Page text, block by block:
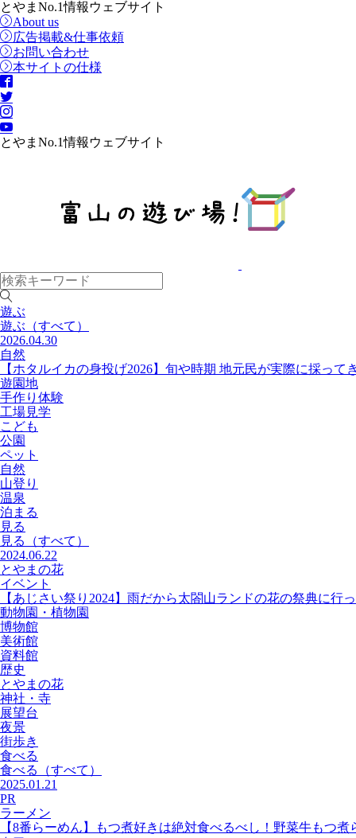
とやまNo.1情報ウェブサイト
About us
広告掲載&仕事依頼
お問い合わせ
本サイトの仕様
とやまNo.1情報ウェブサイト
遊ぶ
遊ぶ （すべて）
2026.04.30
自然
【ホタルイカの身投げ2026】旬や時期 地元民が実際に採って
遊園地
手作り体験
工場見学
こども
公園
ペット
自然
山登り
温泉
泊まる
見る
見る
（すべて）
2024.06.22
とやまの花
イベント
【あじさい祭り2024】雨だから太閤山ランドの花の祭典に行
動物園・植物園
博物館
美術館
資料館
歴史
とやまの花
神社・寺
展望台
夜景
街歩き
食べる
食べる
（すべて）
2025.01.21
PR
ラーメン
【8番らーめん】もつ煮好きは絶対食べるべし！野菜牛もつ